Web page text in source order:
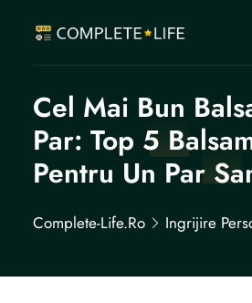
Cel Mai Bun
Par: Top 5
Pentru Un Par
Complete-Life.ro Ingrijire